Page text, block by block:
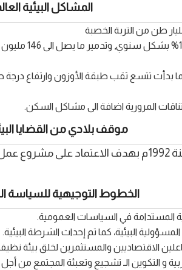
المشاكل البيئية
المرورية اضافة الى مشاكل السكن.
موقف بلادي من القضايا
الخطوط التوجيهية للسياسة
المستدامة في السياسات العمومية.
البيئية، كما تم إحداث الشرطة البيئية.
الاقتصاديين والمستثمرين لخلق بيئة
و التكوين الـ تشجيع وتعبئة المجتمع من